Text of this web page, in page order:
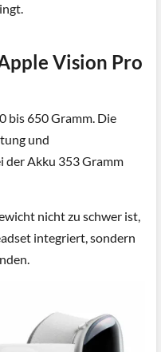
Vision Pro
bis 650 Gramm. Die
und
Akku 353 Gramm
nicht zu schwer ist,
integriert, sondern